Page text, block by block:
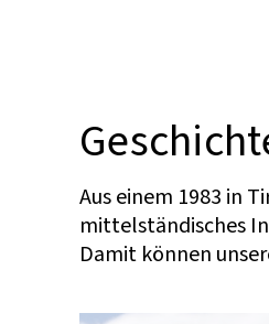
Aus einem 1983 in
mittelständisches
Damit können